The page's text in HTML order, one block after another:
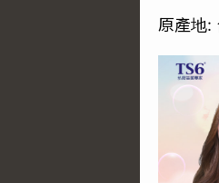
原產地: